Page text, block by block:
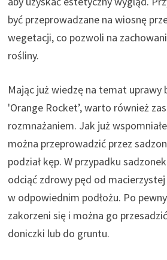
być przeprowadzane na wiosnę
wegetacji, co pozwoli na
rośliny.
Mając już wiedzę na temat uprawy
'Orange Rocket’, warto również
rozmnażaniem. Jak już
można przeprowadzić przez
podział kęp. W przypadku
odciąć zdrowy pęd od
w odpowiednim podłożu. Po
zakorzeni się i można go
doniczki lub do gruntu.